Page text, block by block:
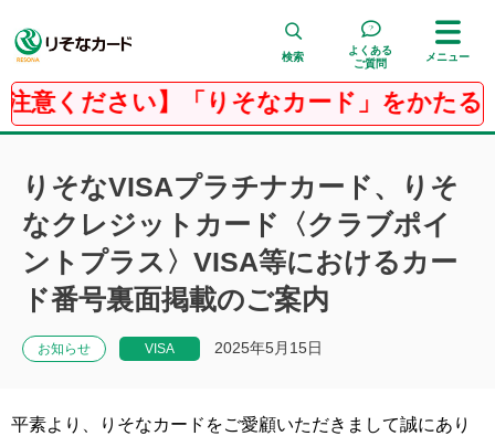
検索
よくある
ご質問
メニュー
検 索
意ください】「りそなカード」をかたる
りそなVISAプラチナカード、りそ
なクレジットカード〈クラブポイ
ントプラス〉VISA等におけるカー
ド番号裏面掲載のご案内
お知らせ VISA 2025年5月15日
平素より、りそなカードをご愛顧いただきまして誠にあり